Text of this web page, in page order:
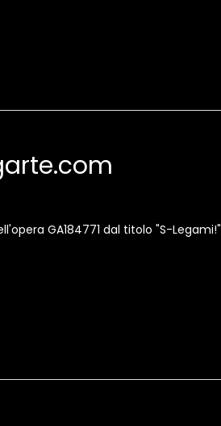
GA184771 dal titolo "S-Legami!"